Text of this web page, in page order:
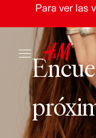
Para ver las
Encue
próxi